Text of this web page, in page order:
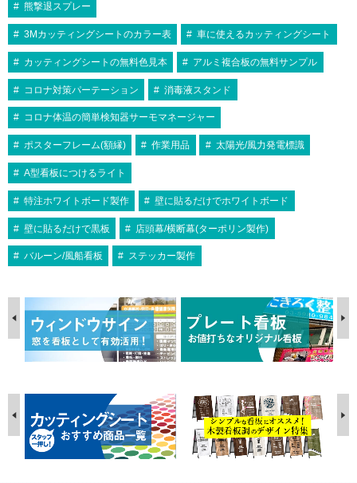
熊撃退スプレー
3Mカッティングシートのカラー表 車に使えるカッティングシート
カッティングシートの無料色見本 アルミ複合板の無料サンプル
コロナ対策パーテーション 消毒液スタンド
コロナ体温の簡単検知器サーモマネージャー
ポスターフレーム(額縁) 作業用品 太陽光/風力発電標識
A型看板につけるライト
特注ホワイトボード製作 壁に貼るだけでホワイトボード
壁に貼るだけで黒板 店頭幕/横断幕(ターポリン製作)
バルーン/風船看板 ステッカー製作